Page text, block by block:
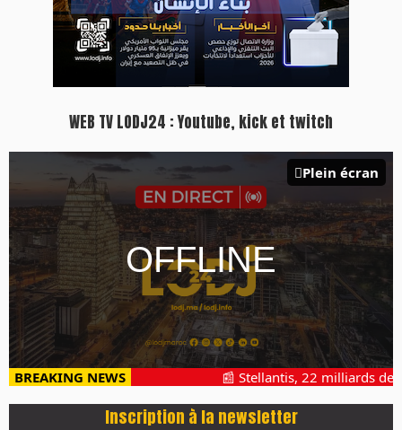
WEB TV LODJ24 : Youtube, kick et twitch
Plein écran
BREAKING NEWS 📰 Stellantis, 22 milliards de
Inscription à la newsletter